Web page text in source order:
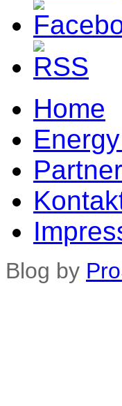
Home
Partner
Blog by